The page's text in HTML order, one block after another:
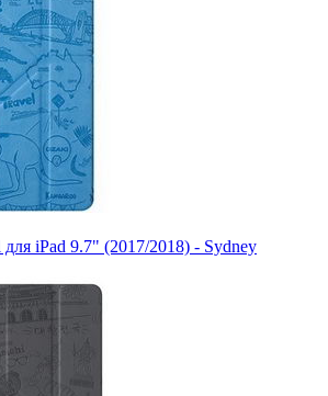
iPad 9.7" (2017/2018) - Sydney